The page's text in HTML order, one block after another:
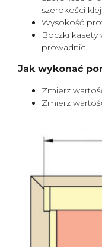
szerokości
Wysokość
Boczki kasety
prowadnic.
Jak wykonać
Zmierz
Zmierz